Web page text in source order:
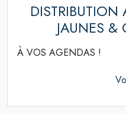
DISTRIBUTION
JAUNES &
À VOS AGENDAS !